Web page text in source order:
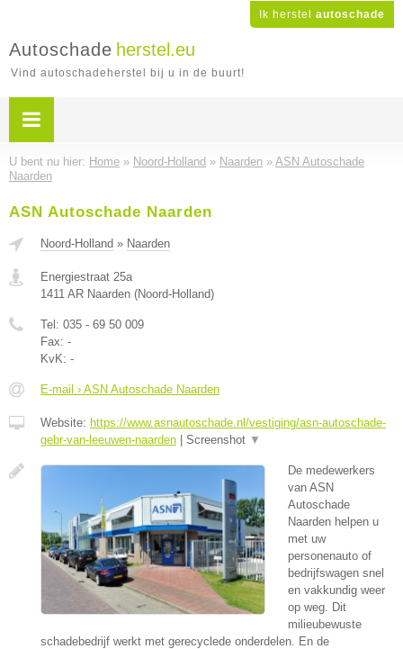
Ik herstel autoschade
Autoschade herstel.eu
Vind autoschadeherstel bij u in de buurt!
U bent nu hier: Home » Noord-Holland » Naarden » ASN Autoschade
Naarden
ASN Autoschade Naarden
Noord-Holland » Naarden
Energiestraat 25a
1411 AR Naarden (Noord-Holland)
Tel: 035 - 69 50 009
Fax: -
KvK: -
E-mail › ASN Autoschade Naarden
Website: https://www.asnautoschade.nl/vestiging/asn-autoschade-
gebr-van-leeuwen-naarden
Screenshot ▼
De medewerkers
van ASN
Autoschade
Naarden helpen u
met uw
personenauto of
bedrijfswagen snel
en vakkundig weer
op weg. Dit
milieubewuste
schadebedrijf werkt met gerecyclede onderdelen. En de